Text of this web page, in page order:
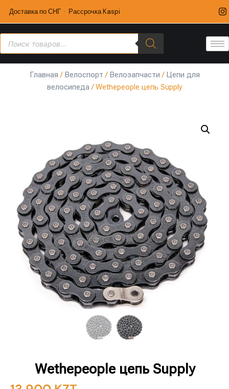
Доставка по СНГ · Рассрочка Kaspi
Главная / Велоспорт / Велозапчасти / Цепи для
велосипеда/ Wethepeople цепь Supply
Wethepeople цепь Supply